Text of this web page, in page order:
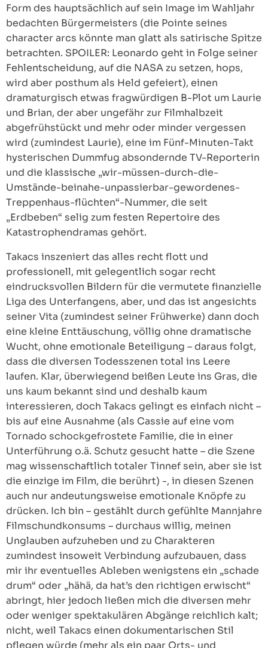
Form des hauptsächlich auf sein Image im Wahljahr
bedachten Bürgermeisters (die Pointe seines
character arcs könnte man glatt als satirische Spitze
betrachten. SPOILER: Leonardo geht in Folge seiner
Fehlentscheidung, auf die NASA zu setzen, hops,
wird aber posthum als Held gefeiert), einen
dramaturgisch etwas fragwürdigen B-Plot um Laurie
und Brian, der aber ungefähr zur Filmhalbzeit
abgefrühstückt und mehr oder minder vergessen
wird (zumindest Laurie), eine im Fünf-Minuten-Takt
hysterischen Dummfug absondernde TV-Reporterin
und die klassische „wir-müssen-durch-die-
Umstände-beinahe-unpassierbar-gewordenes-
Treppenhaus-flüchten“-Nummer, die seit
„Erdbeben“ selig zum festen Repertoire des
Katastrophendramas gehört.
Takacs inszeniert das alles recht flott und
professionell, mit gelegentlich sogar recht
eindrucksvollen Bildern für die vermutete finanzielle
Liga des Unterfangens, aber, und das ist angesichts
seiner Vita (zumindest seiner Frühwerke) dann doch
eine kleine Enttäuschung, völlig ohne dramatische
Wucht, ohne emotionale Beteiligung – daraus folgt,
dass die diversen Todesszenen total ins Leere
laufen. Klar, überwiegend beißen Leute ins Gras, die
uns kaum bekannt sind und deshalb kaum
interessieren, doch Takacs gelingt es einfach nicht –
bis auf eine Ausnahme (als Cassie auf eine vom
Tornado schockgefrostete Familie, die in einer
Unterführung o.ä. Schutz gesucht hatte – die Szene
mag wissenschaftlich totaler Tinnef sein, aber sie ist
die einzige im Film, die berührt) -, in diesen Szenen
auch nur andeutungsweise emotionale Knöpfe zu
drücken. Ich bin – gestählt durch gefühlte Mannjahre
Filmschundkonsums – durchaus willig, meinen
Unglauben aufzuheben und zu Charakteren
zumindest insoweit Verbindung aufzubauen, dass
mir ihr eventuelles Ableben wenigstens ein „schade
drum“ oder „hähä, da hat’s den richtigen erwischt“
abringt, hier jedoch ließen mich die diversen mehr
oder weniger spektakulären Abgänge reichlich kalt;
nicht, weil Takacs einen dokumentarischen Stil
pflegen würde (mehr als ein paar Orts- und